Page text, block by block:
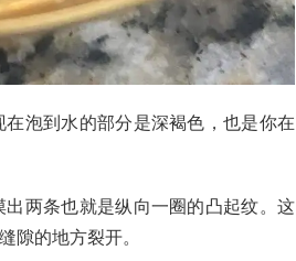
泡到水的部分是深褐色，也是你在
两条也就是纵向一圈的凸起纹。这
隙的地方裂开。